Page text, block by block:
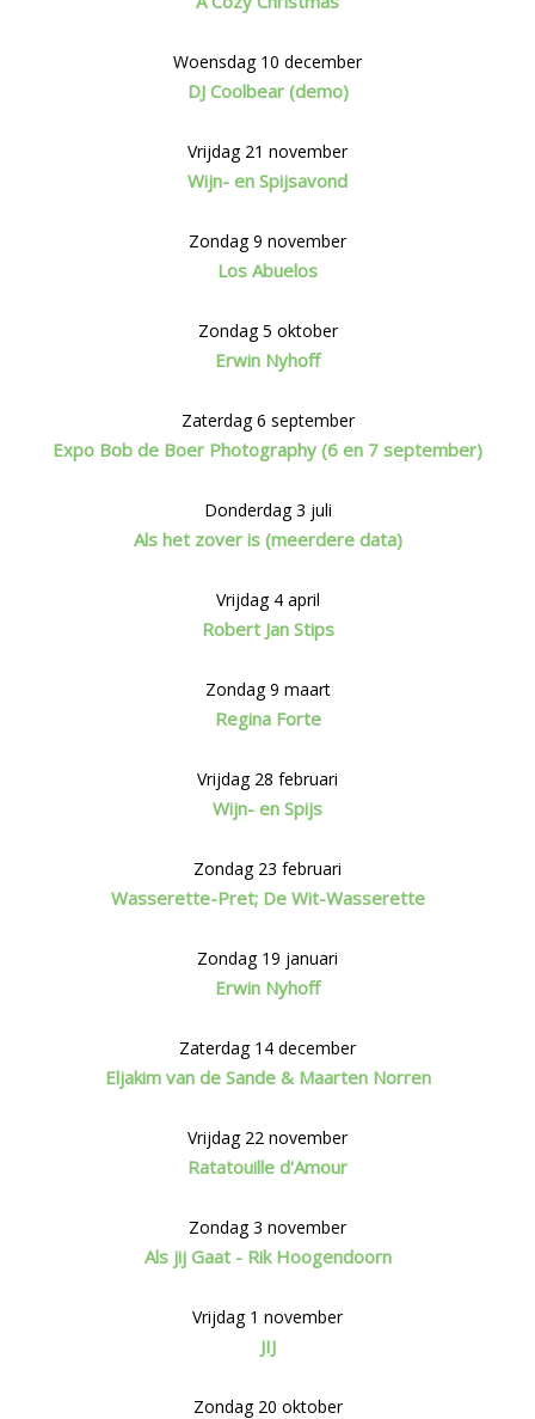
Woensdag 10 december
DJ Coolbear (demo)
Vrijdag 21 november
Wijn- en Spijsavond
Zondag 9 november
Los Abuelos
Zondag 5 oktober
Erwin Nyhoff
Zaterdag 6 september
Expo Bob de Boer Photography (6 en 7 september)
Donderdag 3 juli
Als het zover is (meerdere data)
Vrijdag 4 april
Robert Jan Stips
Zondag 9 maart
Regina Forte
Vrijdag 28 februari
Wijn- en Spijs
Zondag 23 februari
Wasserette-Pret; De Wit-Wasserette
Zondag 19 januari
Erwin Nyhoff
Zaterdag 14 december
Eljakim van de Sande & Maarten Norren
Vrijdag 22 november
Ratatouille d'Amour
Zondag 3 november
Als jij Gaat - Rik Hoogendoorn
Vrijdag 1 november
JIJ
Zondag 20 oktober